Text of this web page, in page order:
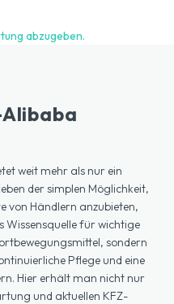
abzugeben.
weit mehr als nur ein
der simplen Möglichkeit,
von Händlern anzubieten,
für wichtige
sondern
Pflege und eine
Hier erhält man nicht nur
und aktuellen KFZ-